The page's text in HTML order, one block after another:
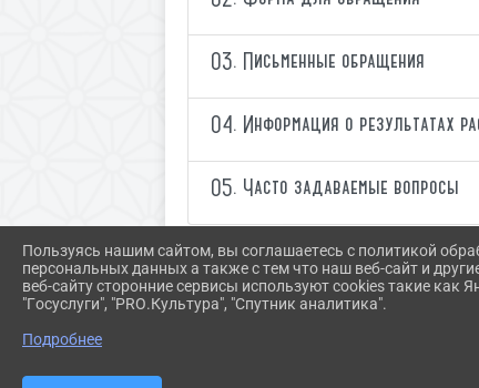
03. Письменные обращения
04. Информация о результатах
05. Часто задаваемые вопросы
Пользуясь нашим сайтом, вы соглашаетесь с политикой
персональных данных а также с тем что наш веб-сайт и
веб-сайту сторонние сервисы используют cookies такие как
"Госуслуги", "PRO.Культура", "Спутник аналитика".
Подробнее